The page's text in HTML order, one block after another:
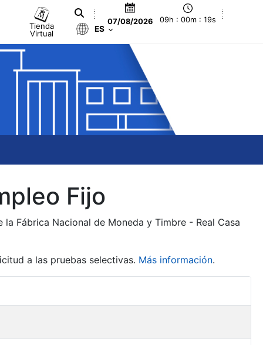
Tienda
Virtual
07/08/2026 09h : 00m : 19s
ES
Fijo
Fábrica Nacional de Moneda y Timbre - Real Casa
a las pruebas selectivas. Más información.